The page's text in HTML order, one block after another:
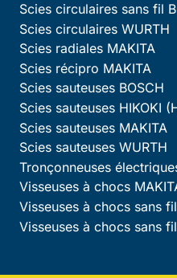
Scies circulaires sans fil
Scies circulaires WURTH
Scies radiales MAKITA
Scies récipro MAKITA
Scies sauteuses BOSCH
Scies sauteuses HIKOKI
Scies sauteuses MAKITA
Scies sauteuses WURTH
Tronçonneuses
Visseuses à chocs
Visseuses à chocs sans
Visseuses à chocs sans